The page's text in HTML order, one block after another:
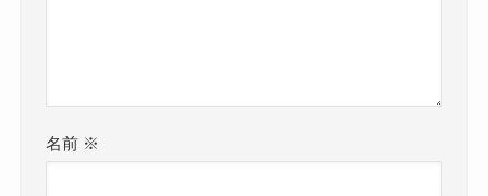
名前 ※